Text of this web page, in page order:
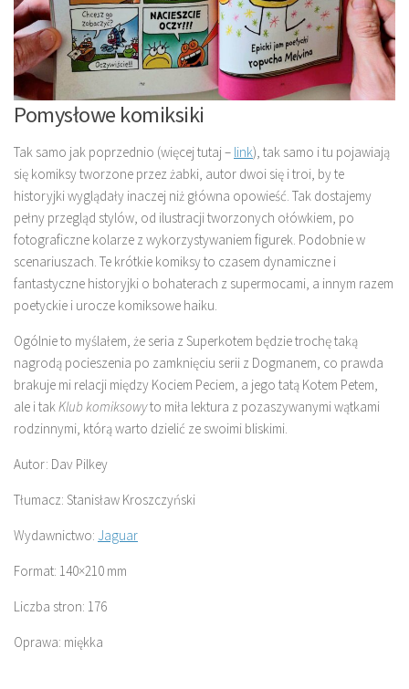
Pomysłowe komiksiki
Tak samo jak poprzednio (więcej tutaj – link), tak samo i tu pojawiają
się komiksy tworzone przez żabki, autor dwoi się i troi, by te
historyjki wyglądały inaczej niż główna opowieść. Tak dostajemy
pełny przegląd stylów, od ilustracji tworzonych ołówkiem, po
fotograficzne kolarze z wykorzystywaniem figurek. Podobnie w
scenariuszach. Te krótkie komiksy to czasem dynamiczne i
fantastyczne historyjki o bohaterach z supermocami, a innym razem
poetyckie i urocze komiksowe haiku.
Ogólnie to myślałem, że seria z Superkotem będzie trochę taką
nagrodą pocieszenia po zamknięciu serii z Dogmanem, co prawda
brakuje mi relacji między Kociem Peciem, a jego tatą Kotem Petem,
ale i tak Klub komiksowyto miła lektura z pozaszywanymi wątkami
rodzinnymi, którą warto dzielić ze swoimi bliskimi.
Autor: Dav Pilkey
Tłumacz: Stanisław Kroszczyński
Wydawnictwo: Jaguar
Format: 140×210 mm
Liczba stron: 176
Oprawa: miękka